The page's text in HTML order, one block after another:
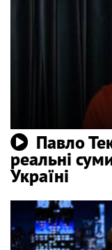
Павло
реальні
Україні